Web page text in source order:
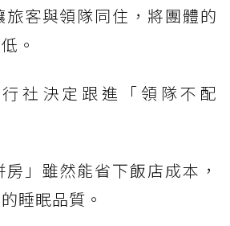
客與領隊同住，將團體的
。
社決定跟進「領隊不配
」雖然能省下飯店成本，
睡眠品質。